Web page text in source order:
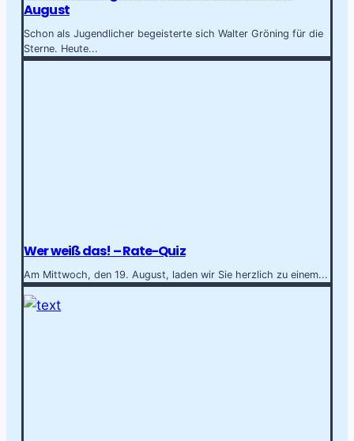
August
Schon als Jugendlicher begeisterte sich Walter Gröning für die
Sterne. Heute...
Wer weiß das! – Rate-Quiz
Am Mittwoch, den 19. August, laden wir Sie herzlich zu einem...